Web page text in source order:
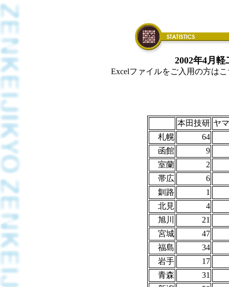
2002年4月
Excelファイルをご入用の方は
本田技研 ヤ
札幌
64
函館
9
室蘭
2
帯広
6
釧路
1
北見
4
旭川
21
宮城
47
福島
34
岩手
17
青森
31